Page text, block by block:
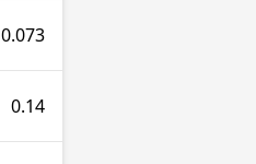
0.073
0.14